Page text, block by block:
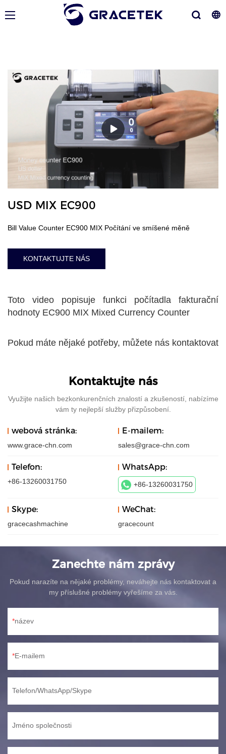
USD MIX EC900
Bill Value Counter EC900 MIX Počítání ve smíšené měně
KONTAKTUJTE NÁS
Toto video popisuje funkci počítadla fakturační
hodnoty EC900 MIX Mixed Currency Counter
Pokud máte nějaké potřeby, můžete nás kontaktovat
Kontaktujte nás
Využijte našich bezkonkurenčních znalostí a zkušeností, nabízíme
vám ty nejlepší služby přizpůsobení.
webová stránka:
www.grace-chn.com
E-mailem:
sales@grace-chn.com
Telefon:
+86-13260031750
WhatsApp:
+86-13260031750
Skype:
gracecashmachine
WeChat:
gracecount
Zanechte nám zprávy
Pokud narazíte na nějaké problémy, neváhejte nás kontaktovat a
my příslušné problémy vyřešíme za vás.
název
E-mailem
Telefon/WhatsApp/Skype
Jméno společnosti